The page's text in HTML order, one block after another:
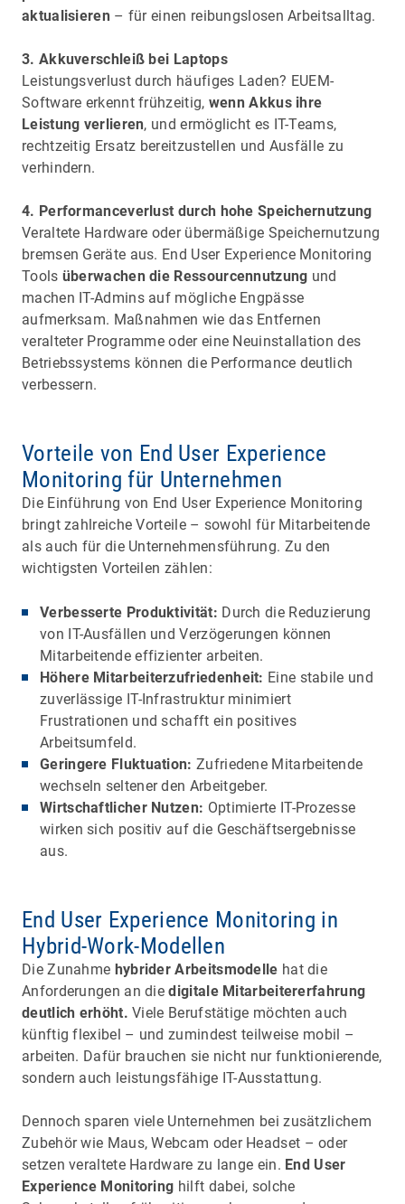
aktualisieren – für einen reibungslosen Arbeitsalltag.
3. Akkuverschleiß bei Laptops
Leistungsverlust durch häufiges Laden? EUEM-
Software erkennt frühzeitig, wenn Akkus ihre
Leistung verlieren, und ermöglicht es IT-Teams,
rechtzeitig Ersatz bereitzustellen und Ausfälle zu
verhindern.
4. Performanceverlust durch hohe Speichernutzung
Veraltete Hardware oder übermäßige Speichernutzung
bremsen Geräte aus. End User Experience Monitoring
Tools überwachen die Ressourcennutzung und
machen IT-Admins auf mögliche Engpässe
aufmerksam. Maßnahmen wie das Entfernen
veralteter Programme oder eine Neuinstallation des
Betriebssystems können die Performance deutlich
verbessern.
Vorteile von End User Experience
Monitoring für Unternehmen
Die Einführung von End User Experience Monitoring
bringt zahlreiche Vorteile – sowohl für Mitarbeitende
als auch für die Unternehmensführung. Zu den
wichtigsten Vorteilen zählen:
Verbesserte Produktivität: Durch die Reduzierung
von IT-Ausfällen und Verzögerungen können
Mitarbeitende effizienter arbeiten.
Höhere Mitarbeiterzufriedenheit: Eine stabile und
zuverlässige IT-Infrastruktur minimiert
Frustrationen und schafft ein positives
Arbeitsumfeld.
Geringere Fluktuation: Zufriedene Mitarbeitende
wechseln seltener den Arbeitgeber.
Wirtschaftlicher Nutzen: Optimierte IT-Prozesse
wirken sich positiv auf die Geschäftsergebnisse
aus.
End User Experience Monitoring in
Hybrid-Work-Modellen
Die Zunahme hybrider Arbeitsmodelle hat die
Anforderungen an diedigitale Mitarbeitererfahrung
deutlich erhöht. Viele Berufstätige möchten auch
künftig flexibel – und zumindest teilweise mobil –
arbeiten. Dafür brauchen sie nicht nur funktionierende,
sondern auch leistungsfähige IT-Ausstattung.
Dennoch sparen viele Unternehmen bei zusätzlichem
Zubehör wie Maus, Webcam oder Headset – oder
setzen veraltete Hardware zu lange ein. End User
Experience Monitoring hilft dabei, solche